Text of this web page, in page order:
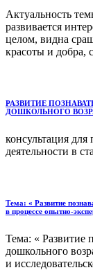
Актуальность
развивается
целом, видна
красоты и добра,
РАЗВИТИЕ
ДОШКОЛЬНОГО
консультация
деятельности в
Тема: « Развитие
в процессе опытно-
Тема: « Развитие
дошкольного
и